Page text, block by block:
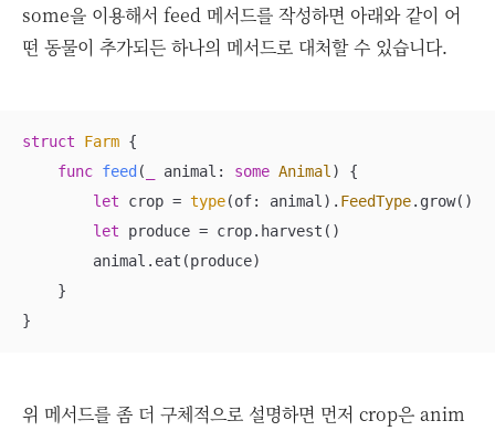
some을 이용해서 feed 메서드를 작성하면 아래와 같이 어
떤 동물이 추가되든 하나의 메서드로 대처할 수 있습니다.
struct Farm {
func feed( animal : some Animal )
{
let crop = type(of: animal). FeedType.grow()
let produce = crop.harvest()
        animal.eat(produce)
    }
}
위 메서드를 좀 더 구체적으로 설명하면 먼저 crop은 anim